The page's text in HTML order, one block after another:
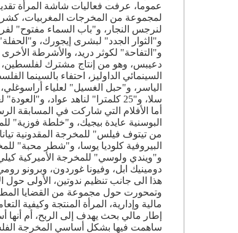
لمجموعة من المخرجات المغربيات،
لنرجس النجار، و"باب السماء مفتوح"
و"الثوار الجدد" لبشرى إيجورك،
و"التفاحة" لكوثر دريد، والأشرطة
دعيبس، وهو من إنتاج مشترك لفلسطين،
السينمائي الداوليز، احتفاء بالسينما
الياسر، و"حبل الغسيل" لعلياء
سلا، و"25 كلمترا" لناهد عواد، و"العودة" لغادة طيراوي، و"صيف 85" لروان الفقيه، و"بيكفي ميشان الله" لسهى شومان،...
أما الأفلام التي شاركت في المسابقة
البوسنية عايدة بيجيك، و"خلطة
من تيتوف فيلس" للمخرجة المقدونية
البيروفية كلوديا يوسا، و"شطر محبة"
و"ويندي ولوسي" للمخرجة الأميركية
دومينيك ابل، وفيونا غوردون، وبرونو
هذا الى جانب تنظيم ندوتين، الأولى
وتمحورت حول مجموعة من القضايا
مالية وإدارية، المرأة المنتجة
إطار مالي بحث يهدف إلى الربح، أم
ساهمت فيها بشكل أساسي المخرجة